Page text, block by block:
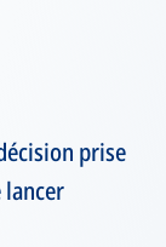
prise
lancer